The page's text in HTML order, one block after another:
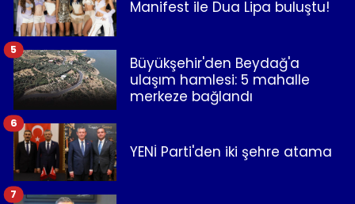
Manifest ile Dua Lipa buluştu!
Büyükşehir'den Beydağ'a
ulaşım hamlesi: 5 mahalle
merkeze bağlandı
5
YENİ Parti'den iki şehre atama
6
7